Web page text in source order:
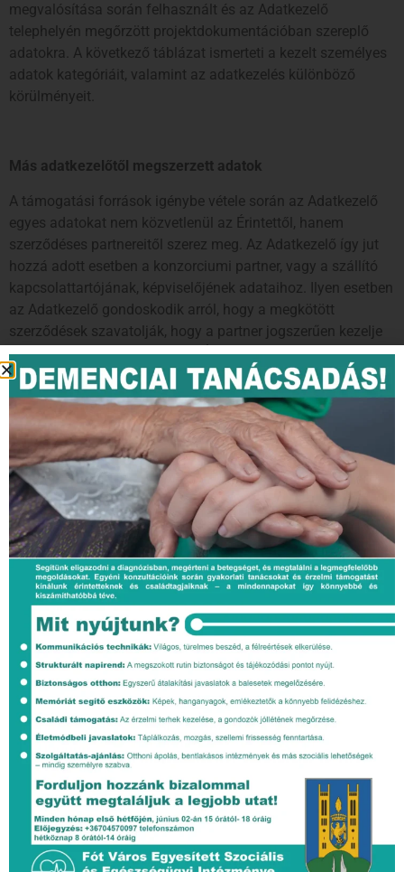
megvalósítása során felhasznált és az Adatkezelő
telephelyén megőrzött projektdokumentációban szereplő
adatokra. A következő táblázat ismerteti a kezelt személyes
adatok kategóriáit, valamint az adatkezelés különböző
körülményeit.
Más adatkezelőtől megszerzett adatok
A támogatási források igénybe vétele során az Adatkezelő
egyes adatokat nem közvetlenül az Érintettől, hanem
szerződéses partnereitől szerez meg. Az Adatkezelő így jut
hozzá adott esetben a konzorciumi partner, vagy a szállító
kapcsolattartójának, képviselőjének adataihoz. Ilyen esetben
az Adatkezelő gondoskodik arról, hogy a megkötött
szerződések szavatolják, hogy a partner jogszerűen kezelje
és bocsájtsa rendelkezésre az Érintettek adatait. Az alábbi
táblázat rögzíti ezen adatok körét és az adatkezelés
körülményeit.
Az Érintettek adatai megosztásának módja, adattovábbítás
más szervezetek felé
Az adatok kezelése során Adatkezelő az Érintett egyes
személyes adatait jogosult, illetve köteles adatfeldolgozók,
további adatkezelők, vagy az általunk igénybe vett
adatfeldolgozók (címzettek) számára továbbítani, vagy
hozzáférhetővé tenni, amennyiben mindez:
szerződés teljesítése érdekében szükséges;
jogszabály előírása alapján;
az Érintett által adott hozzájárulás alapján lehetséges;
Az Adatkezelő működése során bizonyos esetekben szükség
van arra, hogy bizonyos személyes adatait más címzettekkel
közölje. A címzettek az adatvédelmi alapelvek, valamint a
jelen adatvédelmi nyilatkozat és az alkalmazandó
jogszabályok rendelkezéseinek betartása mellett kezelik az
érintett adatait. Az Ön személyes adatait a következő
címzettekkel közölhetjük:
Az Adatkezelő nevében eljáró adatfeldolgozók
(pályázatírók, tanácsadók, projektmenedzserek);